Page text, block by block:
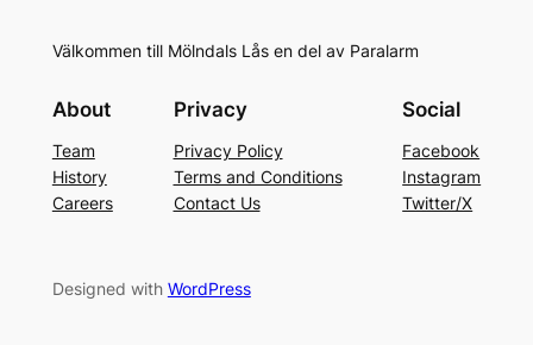
Välkommen till Mölndals Lås en del av Paralarm
About
Team
History
Careers
Privacy
Privacy Policy
Terms and Conditions
Contact Us
Social
Facebook
Instagram
Twitter/X
Designed with WordPress